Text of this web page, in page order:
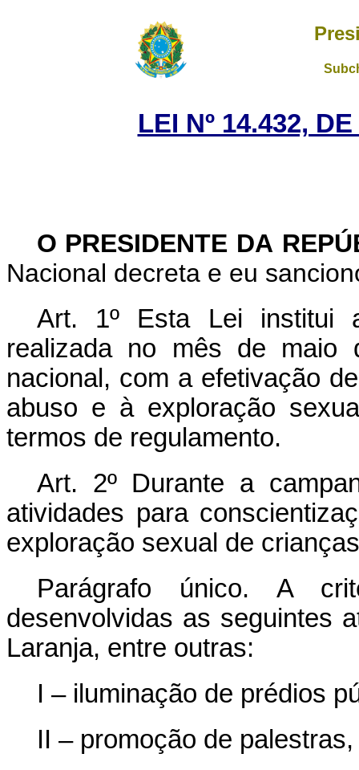
LEI Nº 14.432,
O PRESIDENTE DA
Nacional decreta e eu
Art. 1º Esta Lei institui
realizada no mês de maio
nacional, com a efetivação
abuso e à exploração
termos de regulamento.
Art. 2º Durante a
atividades para
exploração sexual de
Parágrafo único. A
desenvolvidas as seguintes
Laranja, entre outras:
I – iluminação de prédios
II – promoção de